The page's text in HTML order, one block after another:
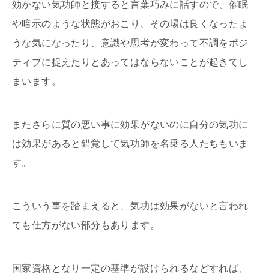
効かない気功師と接すると言葉巧みに話すので、催眠
や暗示のような状態がおこり、その場は良くなったよ
うな気になったり、意識や思考が変わって不調をポジ
ティブに捉えたりとあってはならないことが起きてし
まいます。
またさらに質の悪い事に効果がないのに自分の気功に
は効果があると錯覚して気功師を名乗る人たちもいま
す。
こういう事を踏まえると、気功は効果がないと言われ
ても仕方がない部分もあります。
国家資格となり一定の基準が設けられるなどすれば、